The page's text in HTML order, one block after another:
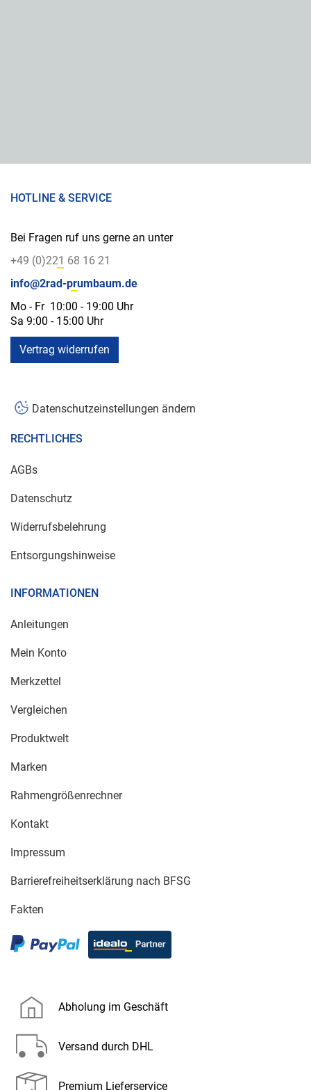
HOTLINE & SERVICE
Bei Fragen ruf uns gerne an unter
+49 (0)221 68 16 21
info@2rad-prumbaum.de
Mo - Fr 10:00 - 19:00 Uhr
Sa 9:00 - 15:00 Uhr
Vertrag widerrufen
Datenschutzeinstellungen ändern
RECHTLICHES
AGBs
Datenschutz
Widerrufsbelehrung
Entsorgungshinweise
INFORMATIONEN
Anleitungen
Mein Konto
Merkzettel
Vergleichen
Produktwelt
Marken
Rahmengrößenrechner
Kontakt
Impressum
Barrierefreiheitserklärung nach BFSG
Fakten
Abholung im Geschäft
Versand durch DHL
Premium Lieferservice